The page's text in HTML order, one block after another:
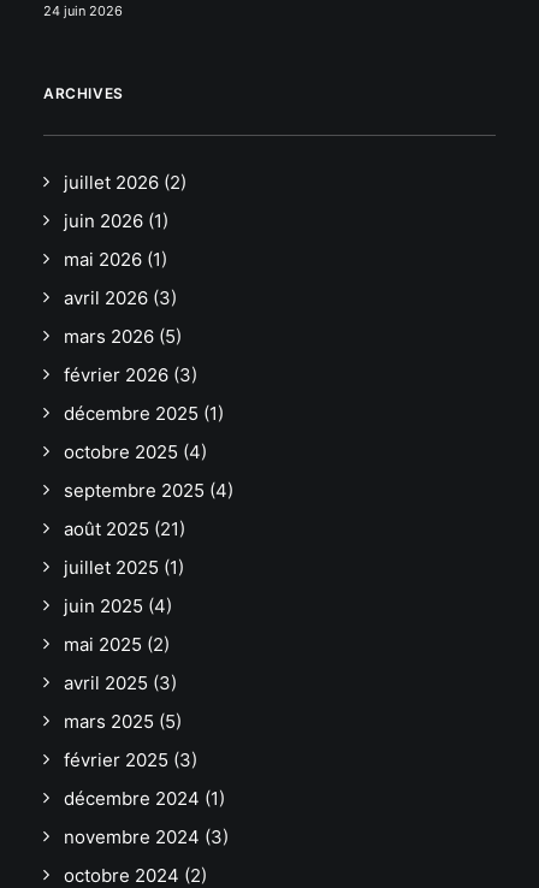
24 juin 2026
ARCHIVES
juillet 2026 (2)
juin 2026 (1)
mai 2026 (1)
avril 2026 (3)
mars 2026 (5)
février 2026 (3)
décembre 2025 (1)
octobre 2025 (4)
septembre 2025 (4)
août 2025 (21)
juillet 2025 (1)
juin 2025 (4)
mai 2025 (2)
avril 2025 (3)
mars 2025 (5)
février 2025 (3)
décembre 2024 (1)
novembre 2024 (3)
octobre 2024 (2)